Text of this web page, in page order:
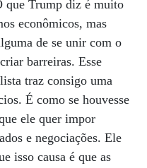
que Trump diz é muito
econômicos, mas
de se unir com o
barreiras. Esse
traz consigo uma
É como se houvesse
ele quer impor
e negociações. Ele
isso causa é que as